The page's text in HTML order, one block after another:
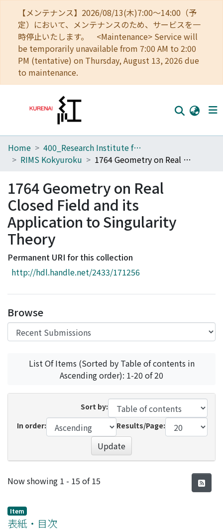
【メンテナンス】2026/08/13(木)7:00～14:00（予
定）において、メンテナンスのため、サービスを一
時停止いたします。 <Maintenance> Service will
be temporarily unavailable from 7:00 AM to 2:00
PM (tentative) on Thursday, August 13, 2026 due
to maintenance.
Home
Browse
Download Ranking
Access Statistics
Library Network
Home
400_Research Institute for Mathematical Sciences
RIMS Kokyuroku
1764 Geometry on Real Closed Field and its Application to Singularity Theory
1764 Geometry on Real
Closed Field and its
Application to Singularity
Theory
Permanent URI for this collection
http://hdl.handle.net/2433/171256
Browse
List Of Items (Sorted by Table of contents in
Ascending order): 1-20 of 20
Sort by:
In order:
Results/Page:
Update
Recent Submissions
Now showing 1 - 15 of 15
Item
表紙・目次